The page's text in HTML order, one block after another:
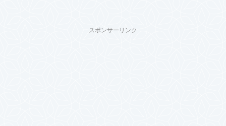
スポンサーリンク